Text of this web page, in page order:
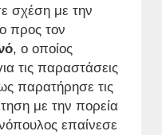
σχέση με την
προς τον
, ο οποίος
τις παραστάσεις
παρατήρησε τις
με την πορεία
επαίνεσε